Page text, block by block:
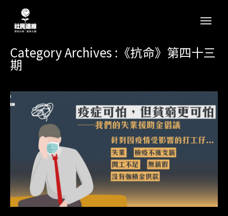
Category Archives :《抗命》第四十三
期